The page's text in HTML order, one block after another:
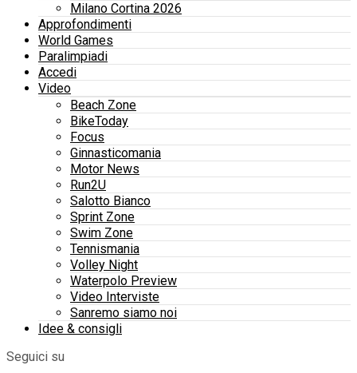
Milano Cortina 2026
Approfondimenti
World Games
Paralimpiadi
Accedi
Video
Beach Zone
BikeToday
Focus
Ginnasticomania
Motor News
Run2U
Salotto Bianco
Sprint Zone
Swim Zone
Tennismania
Volley Night
Waterpolo Preview
Video Interviste
Sanremo siamo noi
Idee & consigli
Seguici su